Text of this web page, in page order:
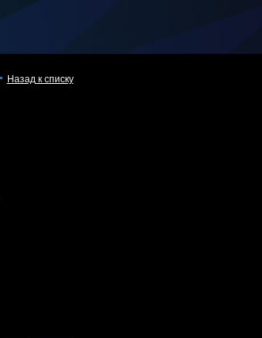
Назад к списку